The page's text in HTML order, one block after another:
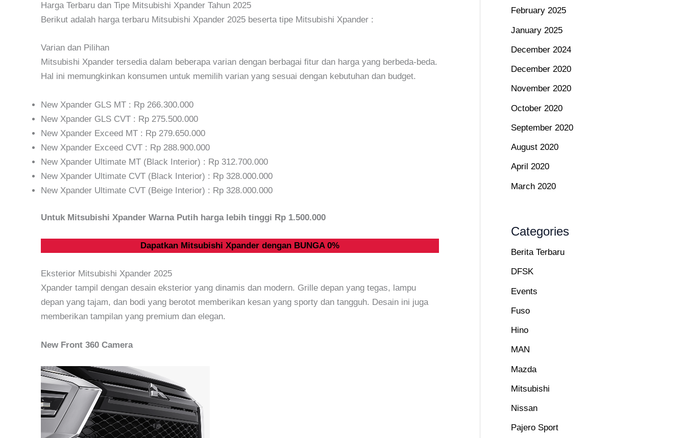
Harga Terbaru dan Tipe Mitsubishi Xpander Tahun 2025
Berikut adalah harga terbaru Mitsubishi Xpander 2025 beserta tipe Mitsubishi Xpander :
Varian dan Pilihan
Mitsubishi Xpander tersedia dalam beberapa varian dengan berbagai fitur dan harga yang berbeda-beda.
Hal ini memungkinkan konsumen untuk memilih varian yang sesuai dengan kebutuhan dan budget.
New Xpander GLS MT : Rp 266.300.000
New Xpander GLS CVT : Rp 275.500.000
New Xpander Exceed MT : Rp 279.650.000
New Xpander Exceed CVT : Rp 288.900.000
New Xpander Ultimate MT (Black Interior) : Rp 312.700.000
New Xpander Ultimate CVT (Black Interior) : Rp 328.000.000
New Xpander Ultimate CVT (Beige Interior) : Rp 328.000.000
Untuk Mitsubishi Xpander Warna Putih harga lebih tinggi Rp 1.500.000
Dapatkan Mitsubishi Xpander dengan BUNGA 0%
Eksterior Mitsubishi Xpander 2025
Xpander tampil dengan desain eksterior yang dinamis dan modern. Grille depan yang tegas, lampu
depan yang tajam, dan bodi yang berotot memberikan kesan yang sporty dan tangguh. Desain ini juga
memberikan tampilan yang premium dan elegan.
New Front 360 Camera
February 2025
January 2025
December 2024
December 2020
November 2020
October 2020
September 2020
August 2020
April 2020
March 2020
Categories
Berita Terbaru
DFSK
Events
Fuso
Hino
MAN
Mazda
Mitsubishi
Nissan
Pajero Sport